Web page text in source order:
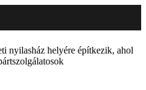
nyilasház helyére építkezik, ahol